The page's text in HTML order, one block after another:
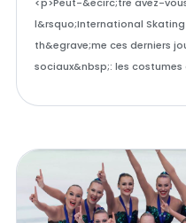
l&rsquo;International
th&egrave;me ces derniers
sociaux&nbsp;: les